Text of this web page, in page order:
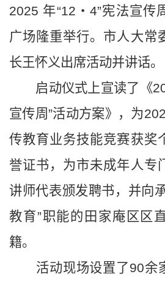
2025 年“12・4”宪法宣传
广场隆重举行。市人大常
长王怀义出席活动并讲话。
启动仪式上宣读了《
宣传周”活动方案》，为
传教育业务技能竞赛获奖
誉证书，为市未成年人专
讲师代表颁发聘书，并向
教育”职能的田家庵区区
籍。
活动现场设置了90余